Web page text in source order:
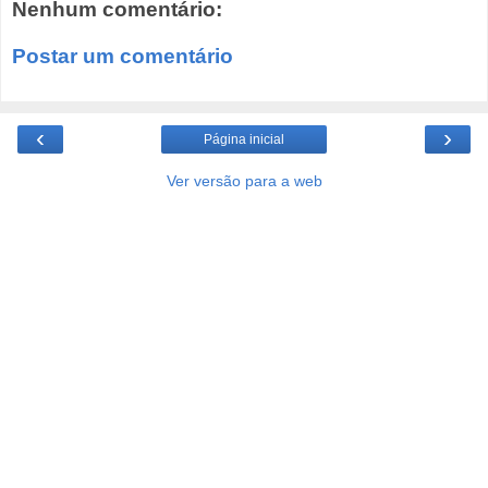
Nenhum comentário:
Postar um comentário
‹ ›
Página inicial
Ver versão para a web